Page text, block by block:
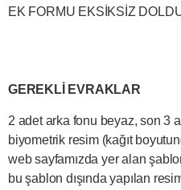
EK FORMU EKSİKSİZ
GEREKLİ EVRAKLAR
2 adet arka fonu beyaz, son 3
biyometrik resim (kağıt
web sayfamızda yer alan
bu şablon dışında yapılan